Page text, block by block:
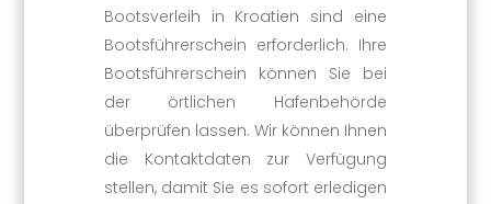
Bootsverleih in Kroatien sind eine
Bootsführerschein erforderlich. Ihre
Bootsführerschein können Sie bei
der örtlichen Hafenbehörde
überprüfen lassen. Wir können Ihnen
die Kontaktdaten zur Verfügung
stellen, damit Sie es sofort erledigen